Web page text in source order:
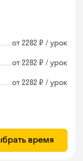
от 2282 ₽ / урок
от 2282 ₽ / урок
от 2282 ₽ / урок
время